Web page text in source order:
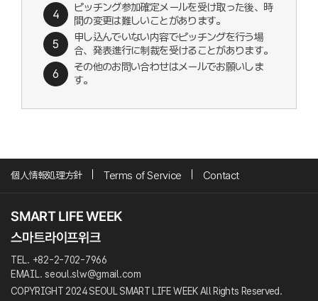
ピッチング参加確定メールを受け取った後、時
間の変更は難しいことがあります。
申し込んでいない内容でピッチングを行う場
合、発表進行に制裁を受けることがあります。
その他のお問い合わせはメールでお願いしま
す。
個人情報処理方針 Terms of Service Contact
TEL. +82-2-702-7966
EMAIL. seoul.slw@gmail.com
COPYRIGHT 2024 SEOUL SMART LIFE WEEK All Rights Reserved.